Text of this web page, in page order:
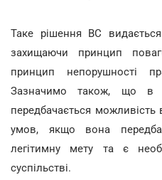
Таке рішення ВС
захищаючи принцип
принцип непорушності
Зазначимо також, що в
передбачається
умов, якщо вона
легітимну мету та є
суспільстві.